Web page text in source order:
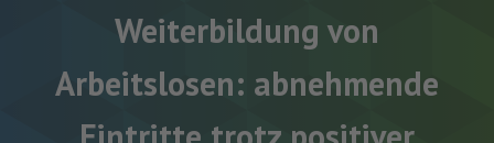
Weiterbildung von
Arbeitslosen: abnehmende